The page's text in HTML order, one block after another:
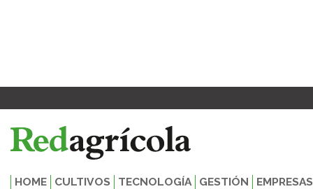
HOME CULTIVOS TECNOLOGÍA GESTIÓN EMPRESAS